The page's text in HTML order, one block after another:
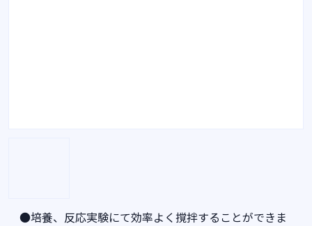
●培養、反応実験にて効率よく撹拌することができま